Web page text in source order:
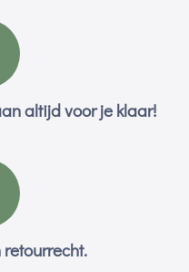
altijd voor je klaar!